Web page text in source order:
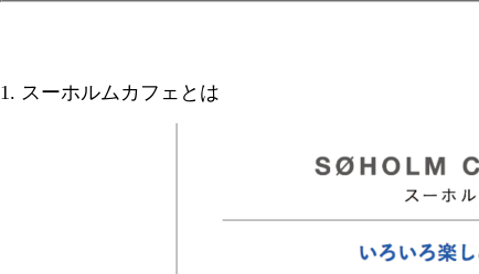
1. スーホルムカフェとは